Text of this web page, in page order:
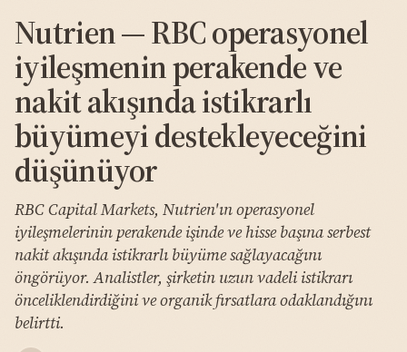
Nutrien — RBC operasyonel
iyileşmenin perakende ve
nakit akışında istikrarlı
büyümeyi destekleyeceğini
düşünüyor
RBC Capital Markets, Nutrien'ın operasyonel
iyileşmelerinin perakende işinde ve hisse başına serbest
nakit akışında istikrarlı büyüme sağlayacağını
öngörüyor. Analistler, şirketin uzun vadeli istikrarı
önceliklendirdiğini ve organik fırsatlara odaklandığını
belirtti.